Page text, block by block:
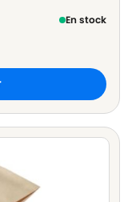
En stock